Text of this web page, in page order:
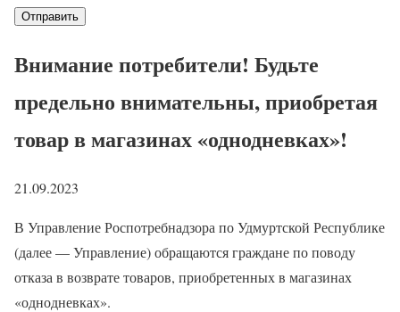
Внимание потребители! Будьте
предельно внимательны, приобретая
товар в магазинах «однодневках»!
21.09.2023
В Управление Роспотребнадзора по Удмуртской Республике
(далее — Управление) обращаются граждане по поводу
отказа в возврате товаров, приобретенных в магазинах
«однодневках».